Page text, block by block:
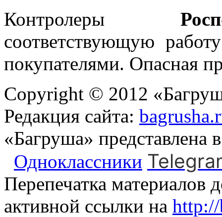
Контролеры
соответствующую
покупателями. Опасная
Copyright © 2012
Редакция сайта:
«Багруша» представлена
Одноклассники
Перепечатка материалов
активной ссылки на http://